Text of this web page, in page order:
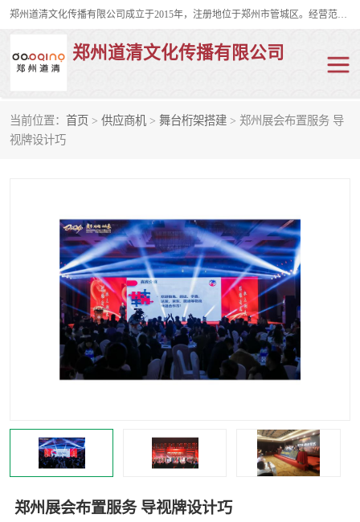
郑州道清文化传播有限公司成立于2015年，注册地位于郑州市管城区。经营范围包括会议及展览服务、庆典礼仪策划、企业形象策划、企业管理咨询、计算机图文设计、制作等。主要产品服务有：舞台桁架搭建，背景板搭建，灯光音响，雷亚舞台搭建、龙门架搭建、会议桌椅租赁、灯光音响租赁、空飘出租、气柱拱门租赁、喷绘写真制作、kt板制作。
郑州道清文化传播有限公司
当前位置： 首页 > 供应商机 > 舞台桁架搭建 > 郑州展会布置服务 导
视牌设计巧
郑州展会布置服务 导视牌设计巧
舞台桁架搭建
活动策划 truss架出租
kt板制作 场地布置
背景板搭建 雷亚舞台搭建
龙门架搭建 会议桌椅租赁
灯光音响租赁 空飘出租